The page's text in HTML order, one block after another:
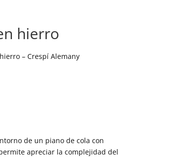
hierro
– Crespí Alemany
de un piano de cola con
apreciar la complejidad del